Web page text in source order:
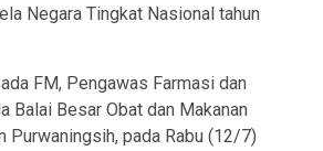
Negara Tingkat Nasional tahun
FM, Pengawas Farmasi dan
Balai Besar Obat dan Makanan
Purwaningsih, pada Rabu (12/7)